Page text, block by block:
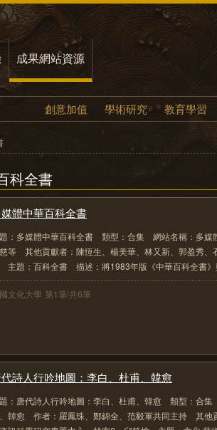
成果網站資源
創意加值 學術研究 教育學習
科全書
體中華百科全書
：多媒體中華百科全書 類型：合集 網站名稱：多媒
等 其他貢獻者：陳恆生、楊美華、林又新、郭盈秀、
主題：百科全書 描述：將1983年版《中華百科全書》
文化大學 第1筆/共6筆
代詩人行吟地圖：李白、杜甫、韓愈
：唐代詩人行吟地圖：李白、杜甫、韓愈 類型：合
韓愈 作者：羅鳳珠、鄭錦全、范毅軍共同主持 其他